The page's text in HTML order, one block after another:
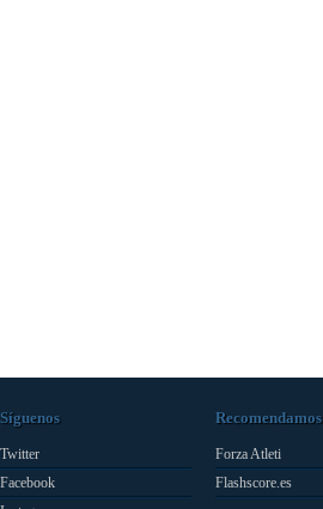
Síguenos
Twitter
Facebook
Recomendamos
Forza Atleti
Flashscore.es